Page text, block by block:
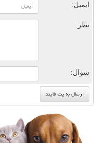
ایمیل:
نظر:
سوال: